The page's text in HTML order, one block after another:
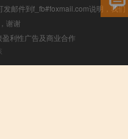
邮件到f_fb#foxmail.com说明，我们
谢谢
利性广告及商业合作